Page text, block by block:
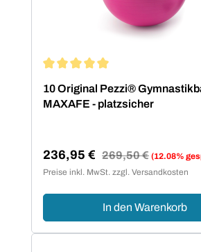
10 Original Pezzi®
MAXAFE - platzsicher
Verkaufspreis:
236,95 € Regulärer Preis:
269,50 € (12.08%
Preise inkl. MwSt. zzgl. Versandkosten
In den Warenkorb